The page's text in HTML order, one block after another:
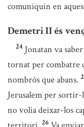
comuniquin en
Demetri II és
24 Jonatan va
tornat per combatre
nombrós que abans.
Jerusalem per sortir-
no volia deixar-los
26